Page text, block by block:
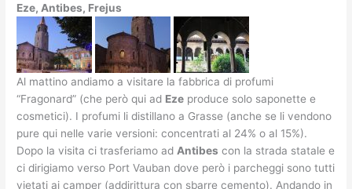
Eze, Antibes, Frejus
Al mattino andiamo a visitare la fabbrica di profumi
“Fragonard” (che però qui ad Eze produce solo saponette e
cosmetici). I profumi li distillano a Grasse (anche se li vendono
pure qui nelle varie versioni: concentrati al 24% o al 15%).
Dopo la visita ci trasferiamo adAntibes con la strada statale e
ci dirigiamo verso Port Vauban dove però i parcheggi sono tutti
vietati ai camper (addirittura con sbarre cemento). Andando in